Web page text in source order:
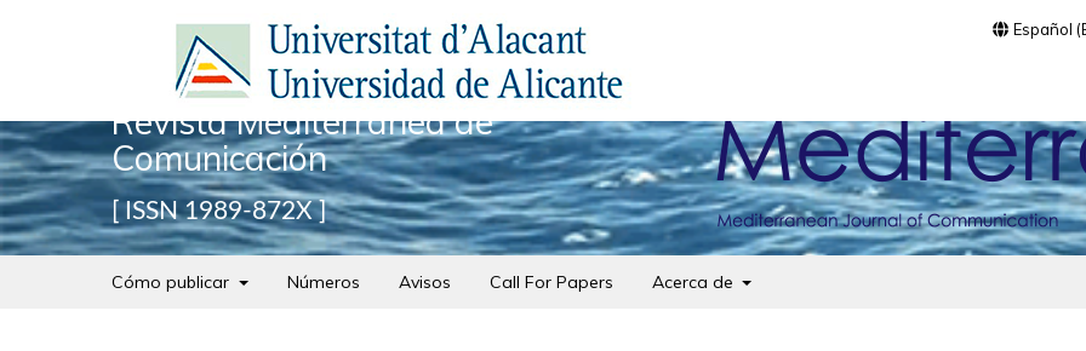
Revista Mediterránea de
Comunicación
ISSN 1989-872X
Cómo publicar Números Avisos Call For Papers Acerca de
Español